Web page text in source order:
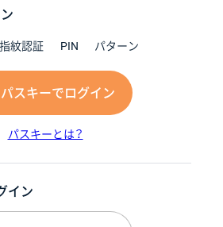
指紋認証 PIN パターン
パスキーでログイン
パスキーとは？
イン